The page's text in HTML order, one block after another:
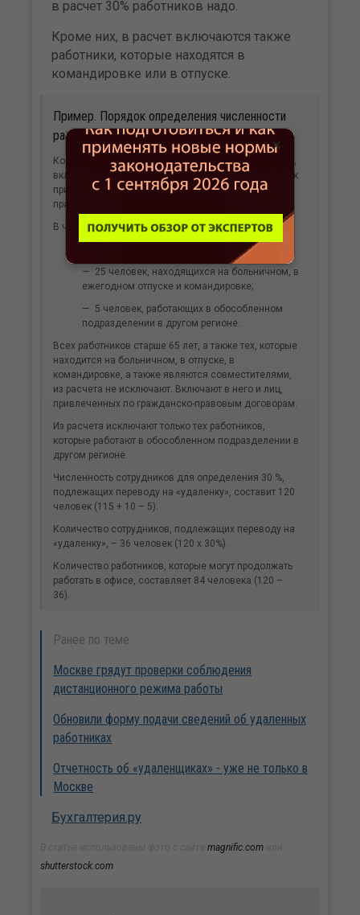
в расчет 30% работников надо.
Кроме них, в расчет включаются также
работники, которые находятся в
командировке или в отпуске.
Пример. Порядок определения численности
работников, переводимых на «удаленку»
Количество работников организации – 115 человек,
включая 5 совместителей. При этом еще 10 человек
привлечено к выполнению работ по гражданско-
правовым договорам.
В число 115 работников входят:
10 человек в возрасте старше 65 лет;
25 человек, находящихся на больничном, в
ежегодном отпуске и командировке;
5 человек, работающих в обособленном
подразделении в другом регионе.
Всех работников старше 65 лет, а также тех, которые
находится на больничном, в отпуске, в
командировке, а также являются совместителями,
из расчета не исключают. Включают в него и лиц,
привлеченных по гражданско-правовым договорам.
Из расчета исключают только тех работников,
которые работают в обособленном подразделении в
другом регионе.
Численность сотрудников для определения 30 %,
подлежащих переводу на «удаленку», составит 120
человек (115 + 10 – 5).
Количество сотрудников, подлежащих переводу на
«удаленку», – 36 человек (120 х 30%).
Количество работников, которые могут продолжать
работать в офисе, составляет 84 человека (120 –
36).
Ранее по теме:
Москве грядут проверки соблюдения
дистанционного режима работы
Обновили форму подачи сведений об удаленных
работниках
Отчетность об «удаленщиках» - уже не только в
Москве
Бухгалтерия.ру
magnific.com
shutterstock.com
×